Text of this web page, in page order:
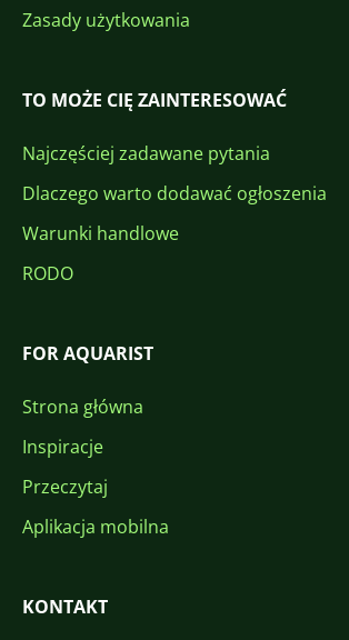
Zasady użytkowania
TO MOŻE CIĘ ZAINTERESOWAĆ
Najczęściej zadawane pytania
Dlaczego warto dodawać ogłoszenia
Warunki handlowe
RODO
FOR AQUARIST
Strona główna
Inspiracje
Przeczytaj
Aplikacja mobilna
KONTAKT